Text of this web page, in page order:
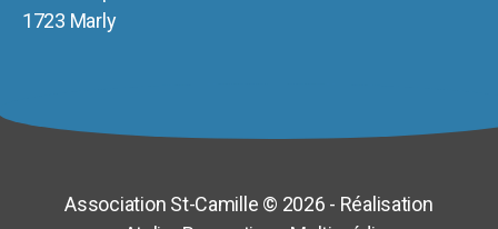
1723 Marly
Association St-Camille © 2026 - Réalisation